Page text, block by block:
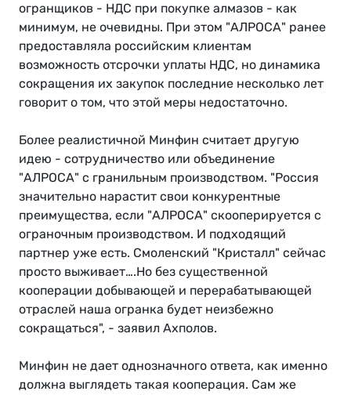
огранщиков - НДС при покупке алмазов - как
минимум, не очевидны. При этом "АЛРОСА" ранее
предоставляла российским клиентам
возможность отсрочки уплаты НДС, но динамика
сокращения их закупок последние несколько лет
говорит о том, что этой меры недостаточно.
Более реалистичной Минфин считает другую
идею - сотрудничество или объединение
"АЛРОСА" с гранильным производством. "Россия
значительно нарастит свои конкурентные
преимущества, если "АЛРОСА" скооперируется с
ограночным производством. И подходящий
партнер уже есть. Смоленский "Кристалл" сейчас
просто выживает….Но без существенной
кооперации добывающей и перерабатывающей
отраслей наша огранка будет неизбежно
сокращаться", - заявил Ахполов.
Минфин не дает однозначного ответа, как именно
должна выглядеть такая кооперация. Сам же